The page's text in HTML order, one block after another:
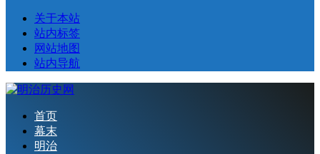
关于本站
站内标签
网站地图
站内导航
首页
幕末
明治